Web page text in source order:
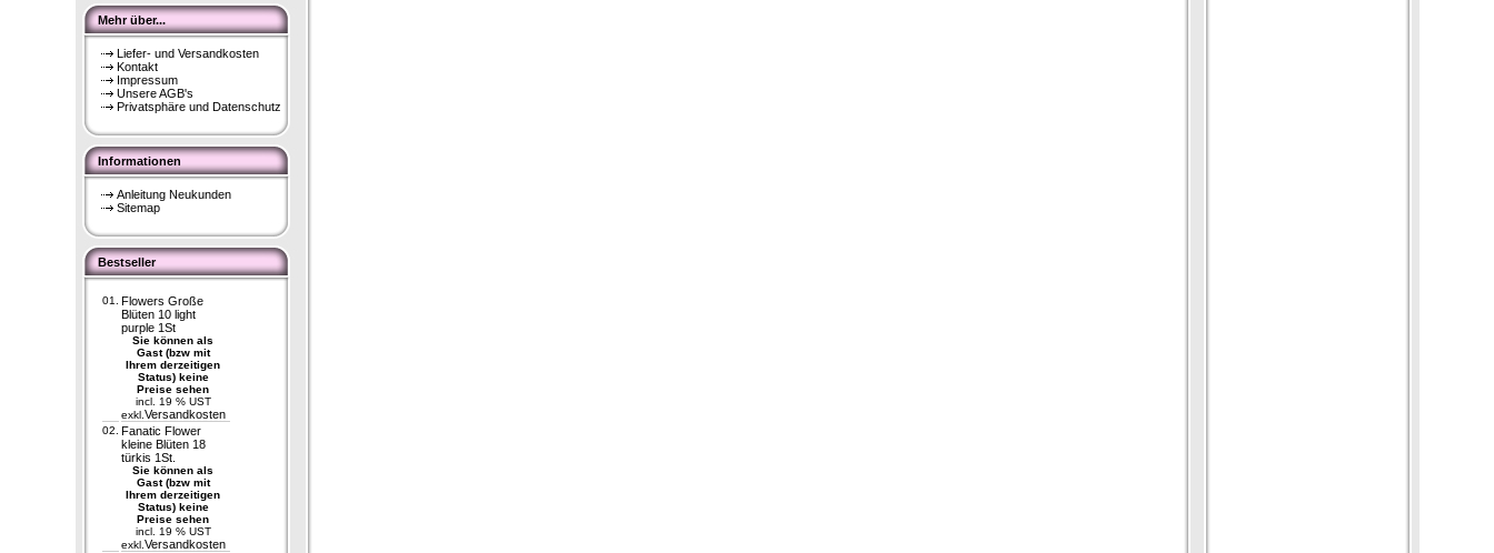
Mehr über...
Liefer- und Versandkosten
Kontakt
Impressum
Unsere AGB's
Privatsphäre und Datenschutz
Informationen
Anleitung Neukunden
Sitemap
Bestseller
01.
Flowers Große
Blüten 10 light
purple 1St
Sie können als
Gast (bzw mit
Ihrem derzeitigen
Status) keine
Preise sehen
incl. 19 % UST
exkl. Versandkosten
02. Fanatic Flower
kleine Blüten 18
türkis 1St.
Sie können als
Gast (bzw mit
Ihrem derzeitigen
Status) keine
Preise sehen
incl. 19 % UST
exkl. Versandkosten